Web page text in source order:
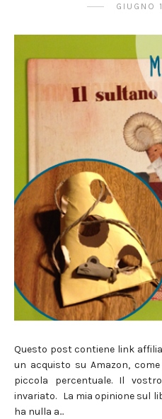
GIUGNO
Questo post contiene link
un acquisto su Amazon,
piccola percentuale. Il
invariato. La mia opinione sul
ha nulla a...